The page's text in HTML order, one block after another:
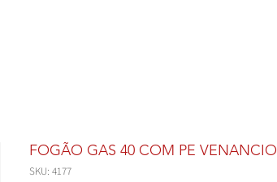
FOGÃO GAS 40 COM PE VENANCIO
SKU: 4177